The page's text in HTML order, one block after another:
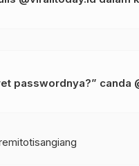
passwordnya?” canda